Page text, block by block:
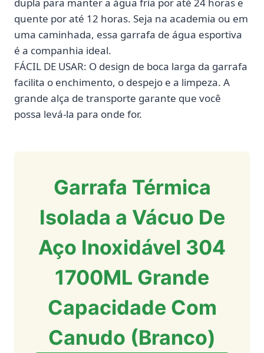
quente por até 12 horas. Seja na academia ou em
uma caminhada, essa garrafa de água esportiva
é a companhia ideal.
FÁCIL DE USAR: O design de boca larga da garrafa
facilita o enchimento, o despejo e a limpeza. A
grande alça de transporte garante que você
possa levá-la para onde for.
Garrafa Térmica
Isolada a Vácuo De
Aço Inoxidável 304
1700ML Grande
Capacidade Com
Canudo (Branco)